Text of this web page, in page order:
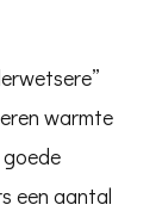
warmte
een aantal